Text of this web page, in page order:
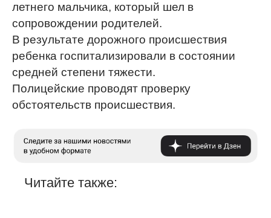
летнего мальчика, который шел в
сопровождении родителей.
В результате дорожного происшествия
ребенка госпитализировали в состоянии
средней степени тяжести.
Полицейские проводят проверку
обстоятельств происшествия.
Читайте также: